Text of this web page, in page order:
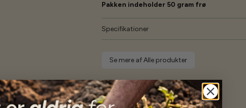
Pakken indeholder 50 gram frø
Specifikationer
Se mere af Alle produkter